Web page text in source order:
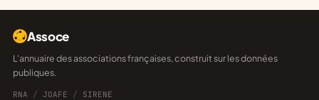
Assoce
L'annuaire des associations françaises, construit sur les données
publiques.
RNA / JOAFE / SIRENE